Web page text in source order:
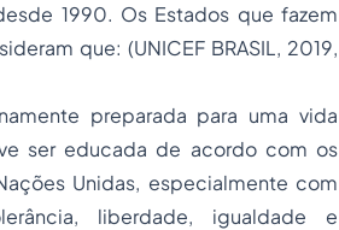
1990. Os Estados que fazem
que: (UNICEF BRASIL, 2019,
preparada para uma vida
ser educada de acordo com os
Unidas, especialmente com
liberdade, igualdade e